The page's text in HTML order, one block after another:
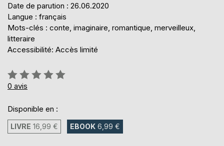
Date de parution : 26.06.2020
Langue : français
Mots-clés : conte, imaginaire, romantique, merveilleux,
litteraire
Accessibilité: Accès limité
Évaluation:
0%
0 avis
Disponible en :
LIVRE 16,99 € EBOOK 6,99 €